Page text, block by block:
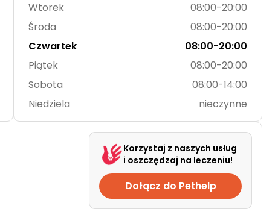
Wtorek
08:00-20:00
Środa
08:00-20:00
Czwartek
08:00-20:00
Piątek
08:00-20:00
Sobota
08:00-14:00
Niedziela
nieczynne
Korzystaj z naszych usług
i oszczędzaj na leczeniu!
Dołącz do Pethelp